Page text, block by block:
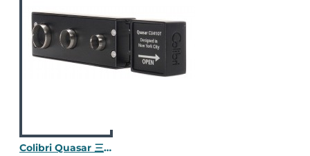
Colibri Quasar 三合一鑽孔器 (暗夜黑)